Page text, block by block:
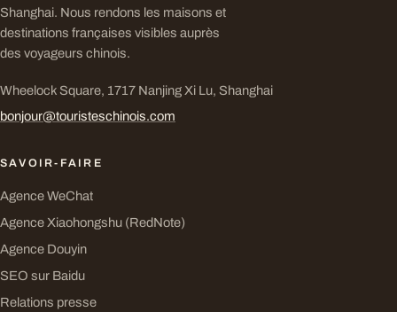
Shanghai. Nous rendons les maisons et
destinations françaises visibles auprès
des voyageurs chinois.
Wheelock Square, 1717 Nanjing Xi Lu, Shanghai
bonjour@touristeschinois.com
SAVOIR-FAIRE
Agence WeChat
Agence Xiaohongshu (RedNote)
Agence Douyin
SEO sur Baidu
Relations presse